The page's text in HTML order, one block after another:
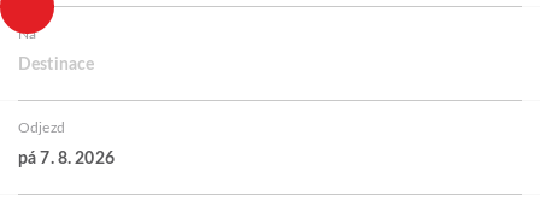
Na
Destinace
Odjezd
pá 7. 8. 2026